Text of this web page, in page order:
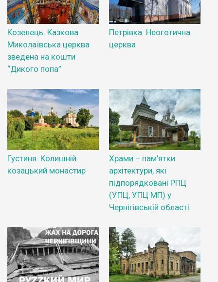
Козелець. Казкова
Миколаївська церква
зведена на кошти
“Дикого попа”
Петрівка. Неоготична
церква
Густиня. Колишній
козацький монастир
Храми – пам’ятки
архітектури, які
підпорядковані РПЦ
(УПЦ, УПЦ МП) у
Чернігівській області